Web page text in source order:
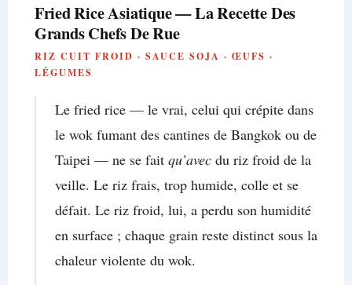
Fried Rice Asiatique — La Recette Des
Grands Chefs De Rue
RIZ CUIT FROID · SAUCE SOJA · ŒUFS ·
LÉGUMES
Le fried rice — le vrai, celui qui crépite dans
le wok fumant des cantines de Bangkok ou de
Taipei — ne se fait qu’avecdu riz froid de la
veille. Le riz frais, trop humide, colle et se
défait. Le riz froid, lui, a perdu son humidité
en surface ; chaque grain reste distinct sous la
chaleur violente du wok.